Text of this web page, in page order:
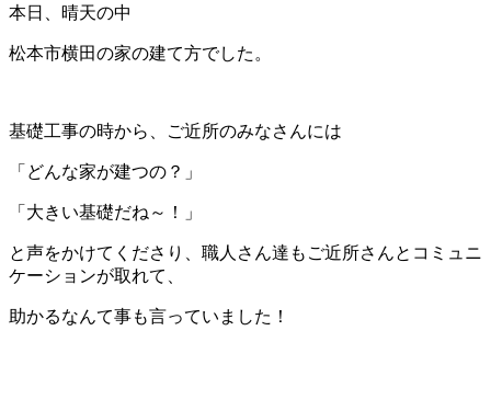
本日、晴天の中
松本市横田の家の建て方でした。
基礎工事の時から、ご近所のみなさんには
「どんな家が建つの？」
「大きい基礎だね～！」
と声をかけてくださり、職人さん達もご近所さんとコミュニ
ケーションが取れて、
助かるなんて事も言っていました！